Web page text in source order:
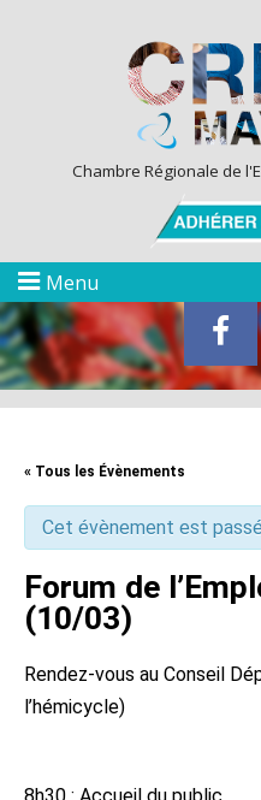
Chambre Régionale de
Menu
« Tous les Évènements
Cet évènement est passé
Forum de
(10/03)
Rendez-vous au Conseil
l’hémicycle)